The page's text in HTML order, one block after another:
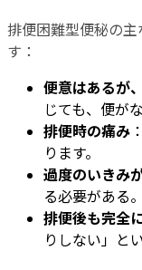
排便困難型便秘の
す：
便意はあるが
じても、便が
排便時の痛み
ります。
過度のいきみ
る必要がある。
排便後も完全
りしない」と